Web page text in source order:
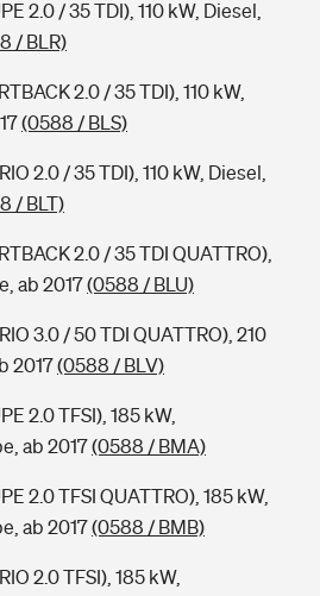
2.0 / 35 TDI), 110 kW, Diesel,
/ BLR)
2.0 / 35 TDI), 110 kW,
(0588 / BLS)
2.0 / 35 TDI), 110 kW, Diesel,
/ BLT)
2.0 / 35 TDI QUATTRO),
ab 2017(0588 / BLU)
3.0 / 50 TDI QUATTRO), 210
2017(0588 / BLV)
2.0 TFSI), 185 kW,
ab 2017(0588 / BMA)
2.0 TFSI QUATTRO), 185 kW,
ab 2017(0588 / BMB)
2.0 TFSI), 185 kW,